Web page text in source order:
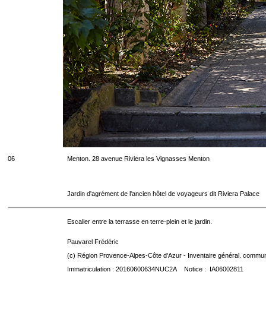
06 Menton. 28 avenue Riviera les Vignasses Menton
Jardin d'agrément de l'ancien hôtel de voyageurs dit Riviera Palace
Escalier entre la terrasse en terre-plein et le jardin.
Pauvarel Frédéric
(c) Région Provence-Alpes-Côte d'Azur - Inventaire général.
Immatriculation : 20160600634NUC2A Notice : IA06002811